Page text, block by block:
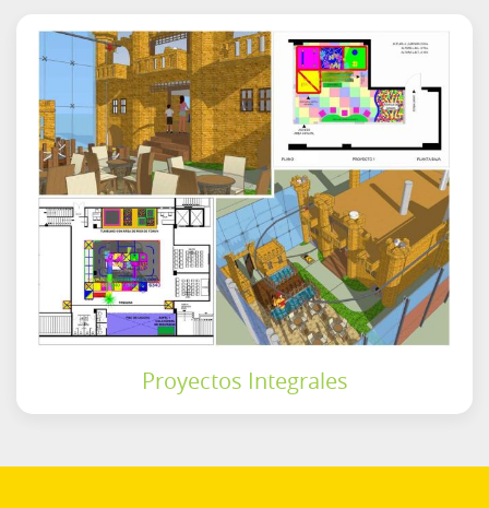
Proyectos Integrales